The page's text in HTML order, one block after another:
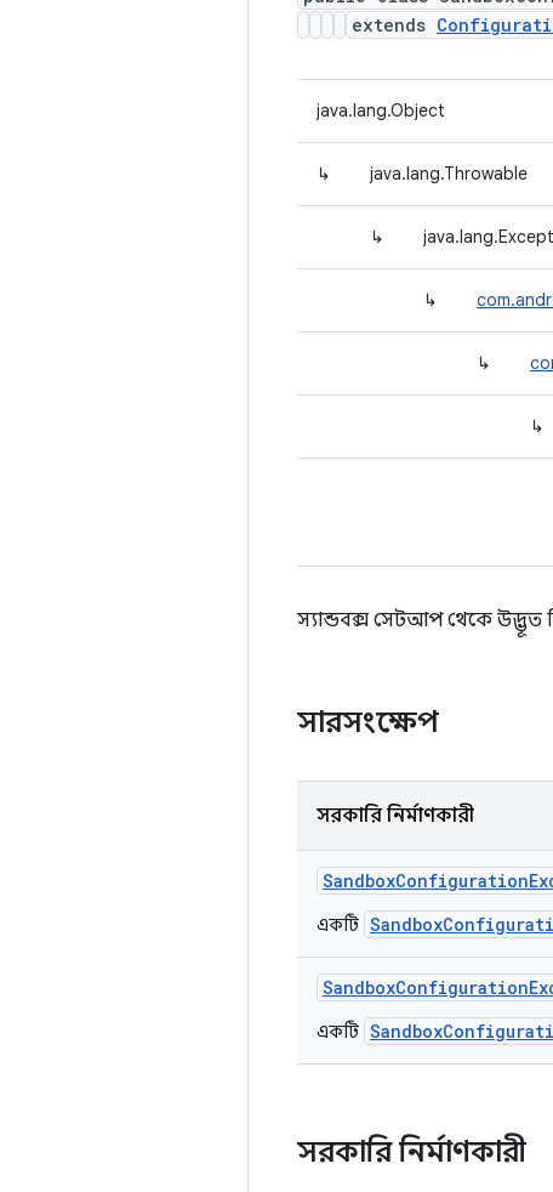
extends
java.lang.Object
↳ java.lang.Throwable
↳
↳
↳
↳
স্যান্ডবক্স সেটআপ থেকে উদ্ভূত
সারসংক্ষেপ
সরকারি নির্মাণকারী
SandboxConfiguration
একটি
SandboxConfiguration
একটি
সরকারি নির্মাণকারী